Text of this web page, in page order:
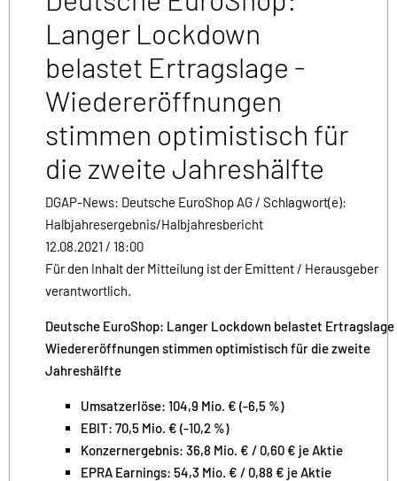
Langer Lockdown
belastet Ertragslage -
Wiedereröffnungen
stimmen optimistisch für
die zweite Jahreshälfte
DGAP-News: Deutsche EuroShop AG / Schlagwort(e):
Halbjahresergebnis/Halbjahresbericht
12.08.2021 / 18:00
Für den Inhalt der Mitteilung ist der Emittent / Herausgeber
verantwortlich.
Deutsche EuroShop: Langer Lockdown belastet Ertragslage
Wiedereröffnungen stimmen optimistisch für die zweite
Jahreshälfte
Umsatzerlöse: 104,9 Mio. € (-6,5 %)
EBIT: 70,5 Mio. € (-10,2 %)
Konzernergebnis: 36,8 Mio. € / 0,60 € je Aktie
EPRA Earnings: 54,3 Mio. € / 0,88 € je Aktie